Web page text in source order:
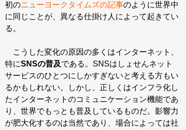
初のニューヨークタイムズの記事のように世界中
に同じことが、異なる仕掛け人によって起きてい
る。
こうした変化の原因の多くはインターネット、
特にSNSの普及である。SNSはしょせんネット
サービスのひとつにしかすぎないと考える方もい
るかもしれない。しかし、正しくはインフラ化し
たインターネットのコミュニケーション機能であ
り、世界でもっとも普及しているものだ。影響力
が肥大化するのは当然であり、場合によっては社